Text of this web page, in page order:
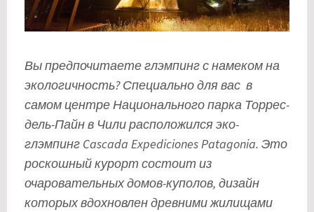
Вы предпочитаете глэмпинг с намеком на
экологичность? Специально для вас в
самом центре Национального парка Торрес-
дель-Пайн в Чили расположился эко-
глэмпинг Cascada Expediciones Patagonia. Это
роскошный курорт состоит из
очаровательных домов-куполов, дизайн
которых вдохновлен древними жилищами